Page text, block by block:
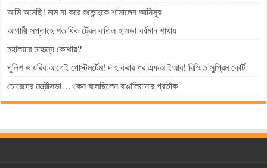
আমি আসছি! নাম না করে শুভেন্দুকে শাসালেন আনিসুর
আগামী সপ্তাহে শতাধিক ট্রেন বাতিল হাওড়া-বর্ধমান শাখায়
মহালয়ার মাহাত্ম্য কোথায়?
পুলিশ ডায়রির আগেই পোস্টমর্টেম! দাহ করার পর এফআইআর! বিস্মিত সুপ্রিম কোর্ট
চোরেদের মন্ত্রীসভা… কেন বলেছিলেন বাঙালিয়ানার প্রতীক